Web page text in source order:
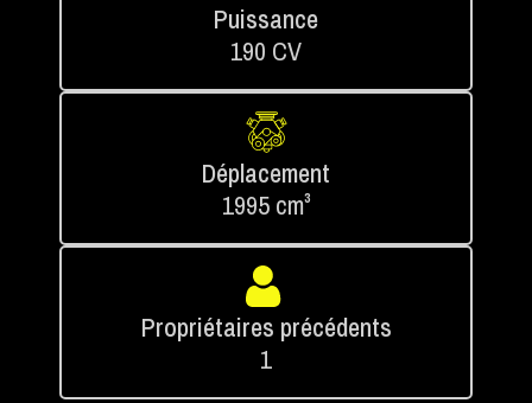
Puissance
190 CV
Déplacement
1995 cm³
Propriétaires précédents
1